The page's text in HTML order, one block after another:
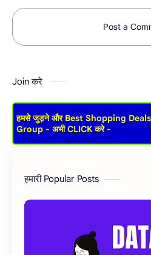
Post a
Join करे
हमसे जुड़ने और Best Shopping Deals
Group - अभी CLICK करे -
हमारी Popular Posts